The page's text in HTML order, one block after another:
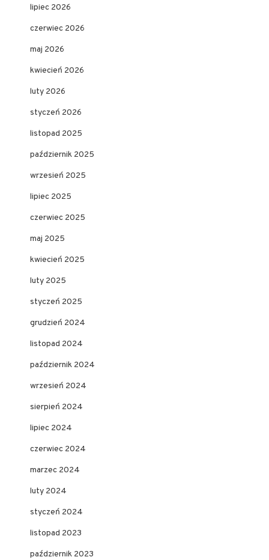
lipiec 2026
czerwiec 2026
maj 2026
kwiecień 2026
luty 2026
styczeń 2026
listopad 2025
październik 2025
wrzesień 2025
lipiec 2025
czerwiec 2025
maj 2025
kwiecień 2025
luty 2025
styczeń 2025
grudzień 2024
listopad 2024
październik 2024
wrzesień 2024
sierpień 2024
lipiec 2024
czerwiec 2024
marzec 2024
luty 2024
styczeń 2024
listopad 2023
październik 2023